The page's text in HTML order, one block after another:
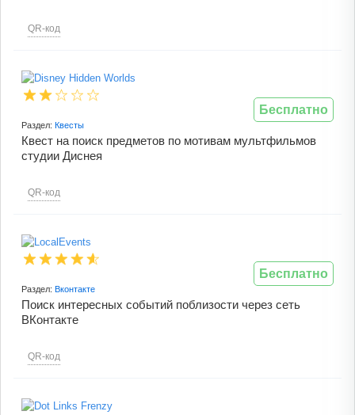
QR-код
Раздел: Квесты
Квест на поиск предметов по мотивам мультфильмов
студии Диснея
QR-код
Бесплатно
Раздел: Вконтакте
Поиск интересных событий поблизости через сеть
ВКонтакте
QR-код
Бесплатно